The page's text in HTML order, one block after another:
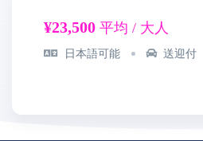
¥23,500 平均 / 大人
日本語可能 送迎付